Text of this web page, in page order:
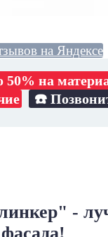
на Яндексе
50% на
☎️
-